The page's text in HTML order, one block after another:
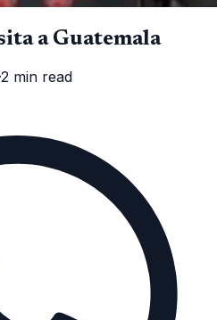
a Guatemala
·2 min read